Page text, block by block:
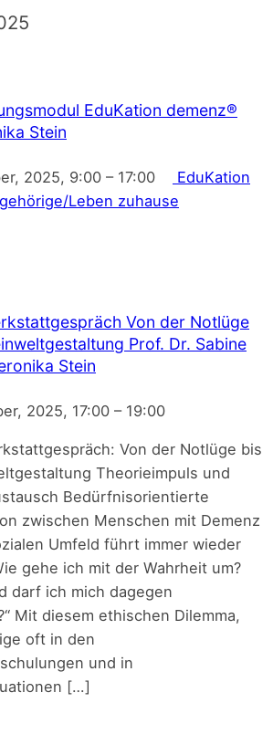
EduKation demenz®
Stein
2025, 9:00 – 17:00
EduKation
Leben zuhause
Von der Notlüge
Prof. Dr. Sabine
Stein
2025, 17:00 – 19:00
Von der Notlüge bis
Theorieimpuls und
Bedürfnisorientierte
zwischen Menschen mit Demenz
Umfeld führt immer wieder
gehe ich mit der Wahrheit um?
darf ich mich dagegen
Mit diesem ethischen Dilemma,
oft in den
und in
[…]